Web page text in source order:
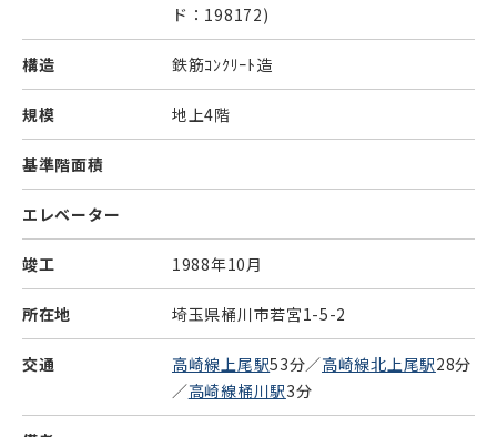
ド：198172)
構造 鉄筋ｺﾝｸﾘｰﾄ造
規模 地上4階
基準階面積
エレベーター
竣工 1988年10月
所在地 埼玉県桶川市若宮1-5-2
交通 高崎線上尾駅53分／高崎線北上尾駅28分
／高崎線桶川駅3分